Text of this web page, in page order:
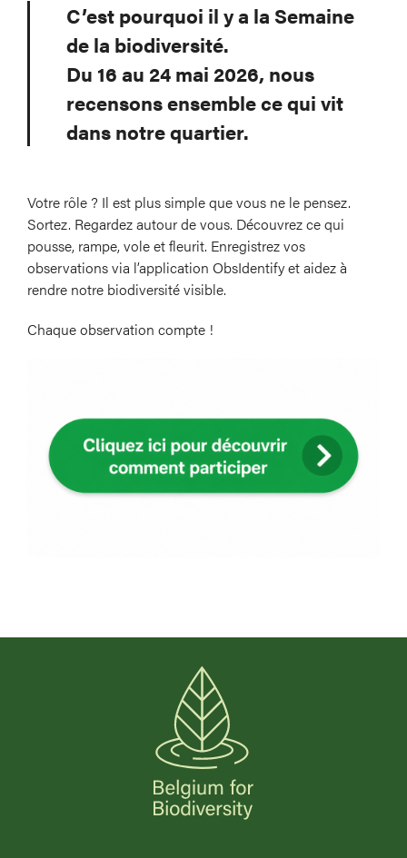
C’est pourquoi il y a la Semaine
de la biodiversité.
Du 16 au 24 mai 2026, nous
recensons ensemble ce qui vit
dans notre quartier.
Votre rôle ? Il est plus simple que vous ne le pensez.
Sortez. Regardez autour de vous. Découvrez ce qui
pousse, rampe, vole et fleurit. Enregistrez vos
observations via l’application ObsIdentifyet aidez à
rendre notre biodiversité visible.
Chaque observation compte !